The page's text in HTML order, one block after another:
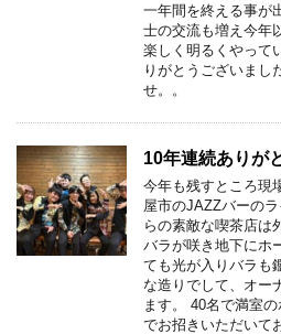
一年間を終える事が
士の交流も増え今年
楽しく明るくやって
りがとうございまし
せ。。
10年連続ありが
今年も残すところ現
屋市のJAZZバーの
らの素敵な喫茶店は
バラが咲き地下にホ
ても光が入りバラも
な造りでして、オー
ます。 40名で満室
でお招きいただいて